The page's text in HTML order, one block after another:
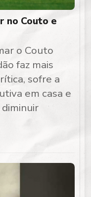
no Couto e
o Couto
faz mais
sofre a
em casa e